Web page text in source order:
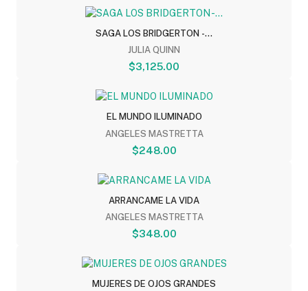
SAGA LOS BRIDGERTON -...
JULIA QUINN
$3,125.00
EL MUNDO ILUMINADO
ANGELES MASTRETTA
$248.00
ARRANCAME LA VIDA
ANGELES MASTRETTA
$348.00
MUJERES DE OJOS GRANDES